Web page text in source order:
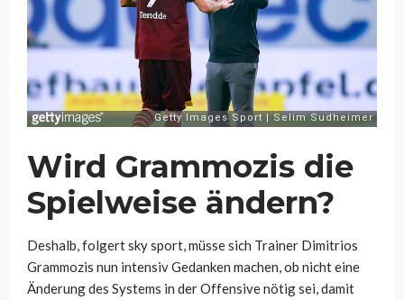
Wird Grammozis die
Spielweise ändern?
Deshalb, folgert sky sport, müsse sich Trainer Dimitrios
Grammozis nun intensiv Gedanken machen, ob nicht eine
Änderung des Systems in der Offensive nötig sei, damit